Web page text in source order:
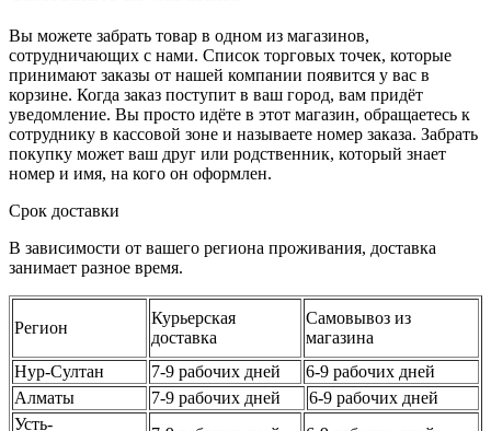
Вы можете забрать товар в одном из магазинов,
сотрудничающих с нами. Список торговых точек, которые
принимают заказы от нашей компании появится у вас в
корзине. Когда заказ поступит в ваш город, вам придёт
уведомление. Вы просто идёте в этот магазин, обращаетесь к
сотруднику в кассовой зоне и называете номер заказа. Забрать
покупку может ваш друг или родственник, который знает
номер и имя, на кого он оформлен.
Срок доставки
В зависимости от вашего региона проживания, доставка
занимает разное время.
Регион
Курьерская
доставка
Самовывоз из
магазина
Нур-Султан
7-9 рабочих дней
6-9 рабочих дней
Алматы
7-9 рабочих дней
6-9 рабочих дней
Усть-